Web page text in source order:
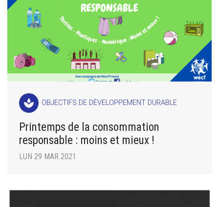
spa OBJECTIFS DE DÉVELOPPEMENT DURABLE
Printemps de la consommation
responsable : moins et mieux !
LUN 29 MAR 2021